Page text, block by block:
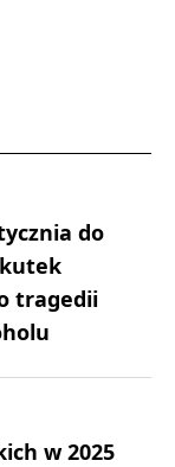
do
tragedii
w 2025